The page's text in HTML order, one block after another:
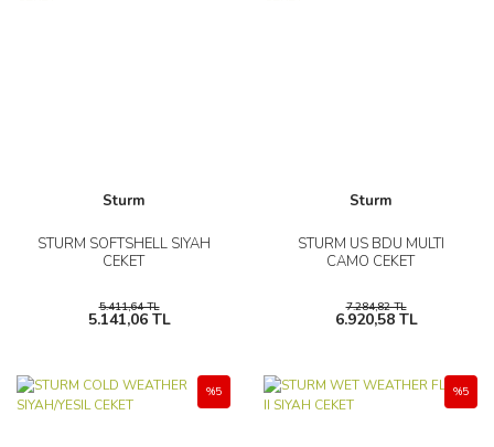
Sturm
STURM SOFTSHELL SIYAH
CEKET
5.411,64 TL
5.141,06 TL
Sturm
STURM US BDU MULTI
CAMO CEKET
7.284,82 TL
6.920,58 TL
%5 %5